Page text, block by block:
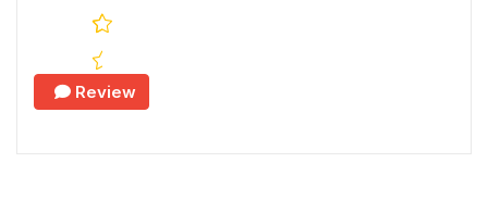
Review